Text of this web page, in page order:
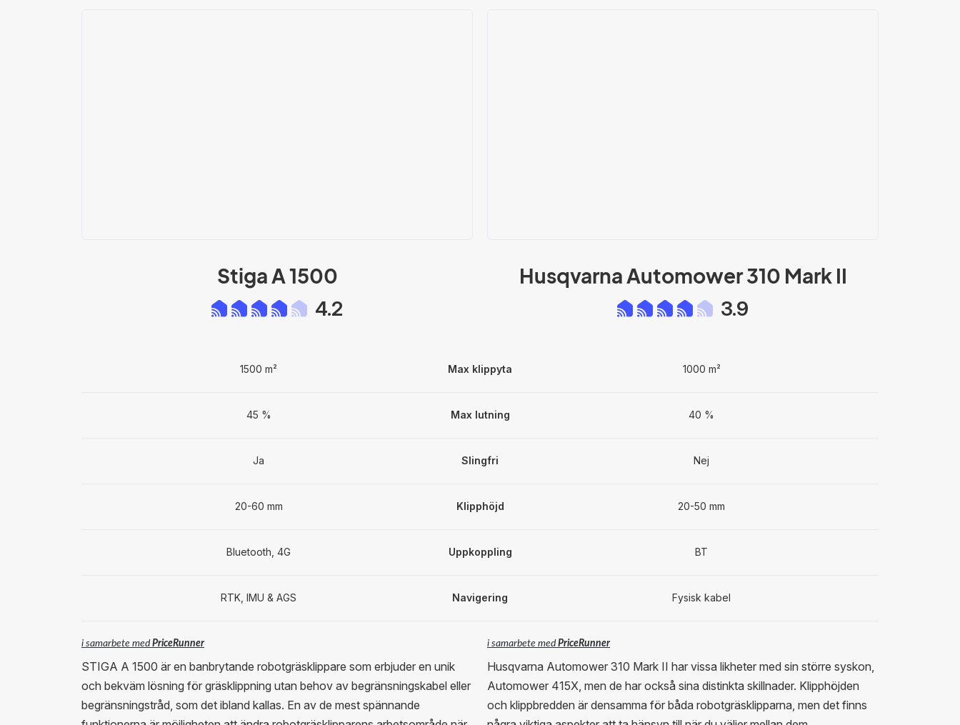
Stiga A 1500
4.2
Husqvarna Automower 310 Mark II
3.9
1500 m² Max klippyta 1000 m²
45 % Max lutning 40 %
Ja Slingfri Nej
20-60 mm Klipphöjd 20-50 mm
Bluetooth, 4G Uppkoppling BT
RTK, IMU & AGS Navigering Fysisk kabel
i samarbete medPriceRunner
STIGA A 1500 är en banbrytande robotgräsklippare som erbjuder en unik
och bekväm lösning för gräsklippning utan behov av begränsningskabel eller
begränsningstråd, som det ibland kallas. En av de mest spännande
i samarbete medPriceRunner
Husqvarna Automower 310 Mark II har vissa likheter med sin större syskon,
Automower 415X, men de har också sina distinkta skillnader. Klipphöjden
och klippbredden är densamma för båda robotgräsklipparna, men det finns